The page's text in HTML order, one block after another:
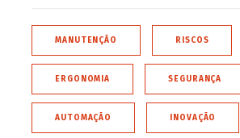
MANUTENÇÃO RISCOS
ERGONOMIA SEGURANÇA
AUTOMAÇÃO INOVAÇÃO